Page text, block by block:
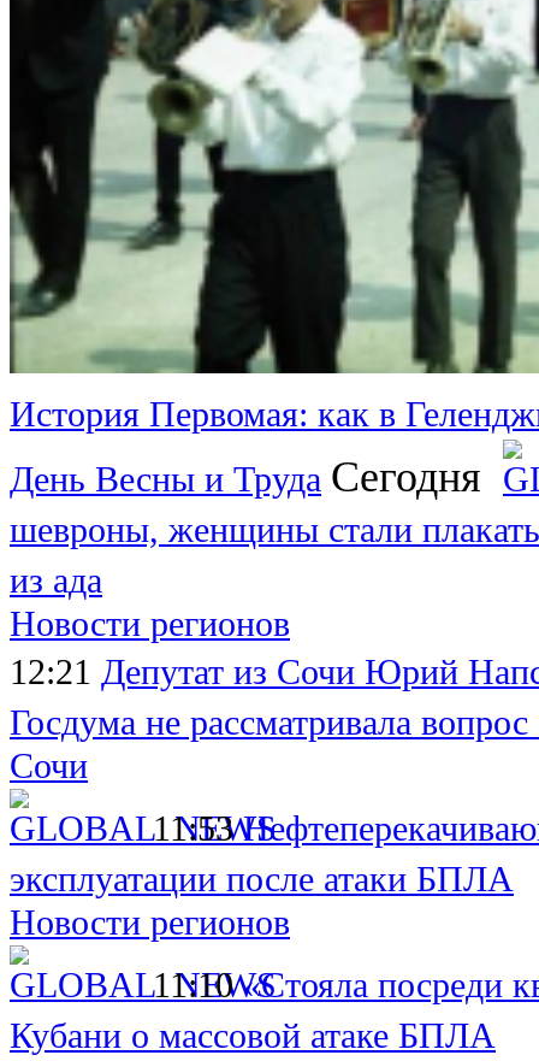
История Первомая: как в
День Весны и Труда Сегодня
шевроны, женщины стали
из ада
Новости регионов
12:21 Депутат из Сочи Юрий
Госдума не рассматривала
Сочи
11:53
эксплуатации после атаки БПЛА
Новости регионов
11:10 «Стояла посреди
Кубани о массовой атаке БПЛА